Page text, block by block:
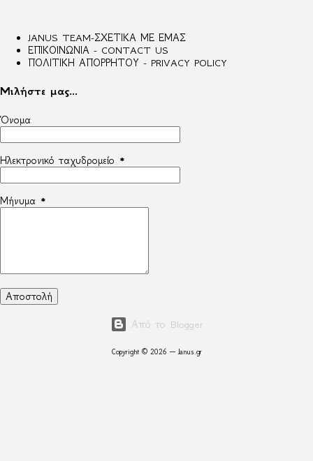
JANUS TEAM-ΣΧΕΤΙΚΑ ΜΕ ΕΜΑΣ
ΕΠΙΚΟΙΝΩΝΙΑ - CONTACT US
ΠΟΛΙΤΙΚΗ ΑΠΟΡΡΗΤΟΥ - PRIVACY POLICY
Μιλήστε μας...
Όνομα
Ηλεκτρονικό ταχυδρομείο *
Μήνυμα *
Από το Blogger
Copyright © 2026 — Janus.gr